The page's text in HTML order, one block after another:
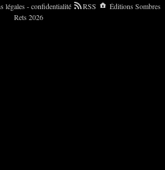
légales - confidentialité RSS
Éditions Sombres
Rets 2026